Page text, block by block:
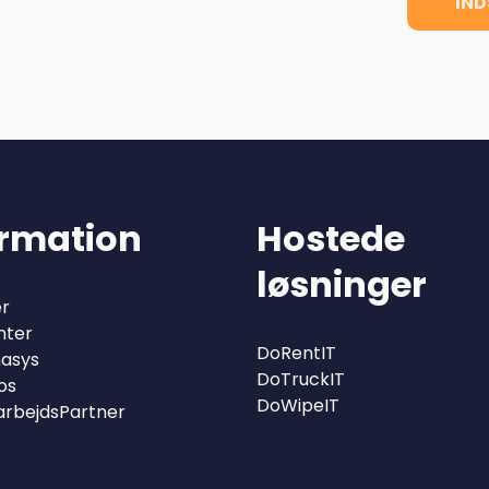
Hostede
løsninger
DoRentIT
DoTruckIT
DoWipeIT